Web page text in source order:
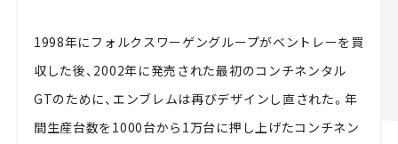
1998年にフォルクスワーゲングループがベントレーを買
収した後、2002年に発売された最初のコンチネンタル
GTのために、エンブレムは再びデザインし直された。年
間生産台数を1000台から1万台に押し上げたコンチネン